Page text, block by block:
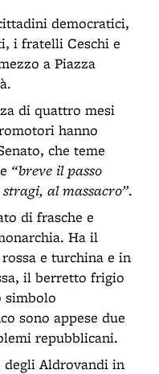
democratici,
i fratelli Ceschi e
a Piazza
di quattro mesi
hanno
che teme
“breve il passo
al massacro”.
di frasche e
Ha il
e turchina e in
il berretto frigio
simbolo
sono appese due
repubblicani.
degli Aldrovandi in